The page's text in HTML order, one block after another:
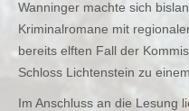
Wanninger machte sich
Kriminalromane mit
bereits elften Fall der
Schloss Lichtenstein zu
Im Anschluss an die Lesung